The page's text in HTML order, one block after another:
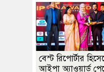
বেস্ট রিপোর্টার
আইপা অ্যাওয়ার্ড